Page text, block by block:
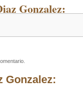
Gonzalez:
Gonzalez: